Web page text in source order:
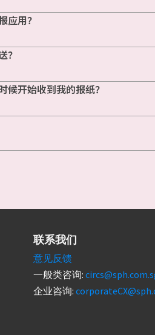
应用？
？
候开始收到我的报纸？
联系我们
意见反馈
一般类咨询:
企业咨询: